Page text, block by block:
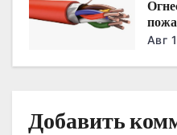
м
что
Авг
Добавить